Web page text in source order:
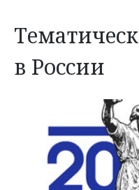
в России